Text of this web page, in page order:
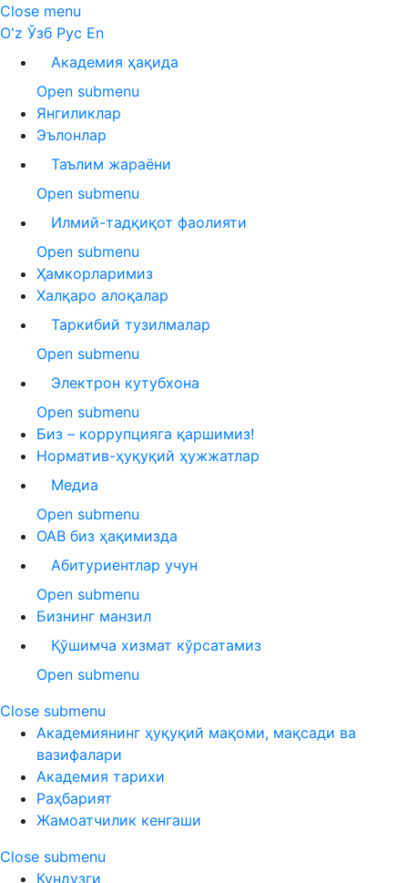
Close menu
O'z Ўзб Рус En
Академия ҳақида
Open submenu
Янгиликлар
Эълонлар
Таълим жараёни
Open submenu
Илмий-тадқиқот фаолияти
Open submenu
Ҳамкорларимиз
Халқаро алоқалар
Таркибий тузилмалар
Open submenu
Электрон кутубхона
Open submenu
Биз – коррупцияга қаршимиз!
Норматив-ҳуқуқий ҳужжатлар
Медиа
Open submenu
ОАВ биз ҳақимизда
Абитуриентлар учун
Open submenu
Бизнинг манзил
Қўшимча хизмат кўрсатамиз
Open submenu
Close submenu
Академиянинг ҳуқуқий мақоми, мақсади ва
вазифалари
Академия тарихи
Раҳбарият
Жамоатчилик кенгаши
Close submenu
Кундузги